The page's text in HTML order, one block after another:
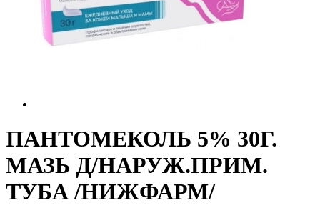
ПАНТОМЕКОЛЬ 5% 30Г.
МАЗЬ Д/НАРУЖ.ПРИМ.
ТУБА /НИЖФАРМ/